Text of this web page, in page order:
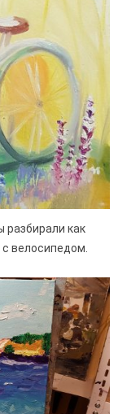
разбирали как
велосипедом.